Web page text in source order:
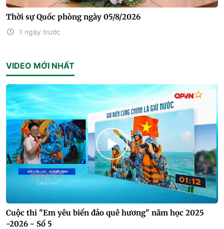
Thời sự Quốc phòng ngày 05/8/2026
1 ngày trước
VIDEO MỚI NHẤT
Cuộc thi "Em yêu biển đảo quê hương" năm học 2025
-2026 - Số 5